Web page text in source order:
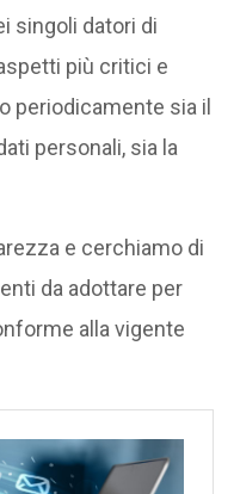
singoli datori di
più critici e
periodicamente sia il
personali, sia la
e cerchiamo di
da adottare per
alla vigente